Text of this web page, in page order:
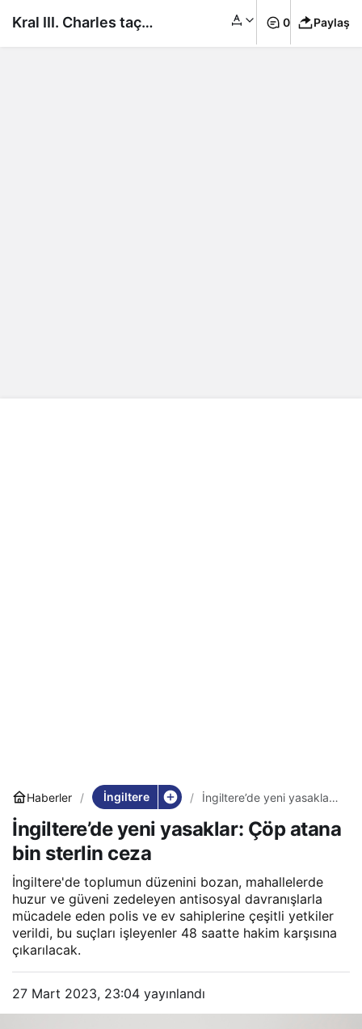
Haberler İngiltere
İngiltere’de yeni yasaklar:
İngiltere’de yeni yasaklar: Çöp atana
bin sterlin ceza
İngiltere'de toplumun düzenini bozan, mahallelerde
huzur ve güveni zedeleyen antisosyal davranışlarla
mücadele eden polis ve ev sahiplerine çeşitli yetkiler
verildi, bu suçları işleyenler 48 saatte hakim karşısına
çıkarılacak.
27 Mart 2023, 23:04 yayınlandı
Kral III. Charles taç 0 Paylaş